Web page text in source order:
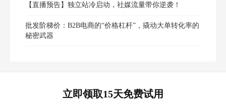
【直播预告】独立站冷启动，社媒流量带你逆袭！
批发阶梯价：B2B电商的“价格杠杆”，撬动大单转化率的
秘密武器
立即领取15天免费试用